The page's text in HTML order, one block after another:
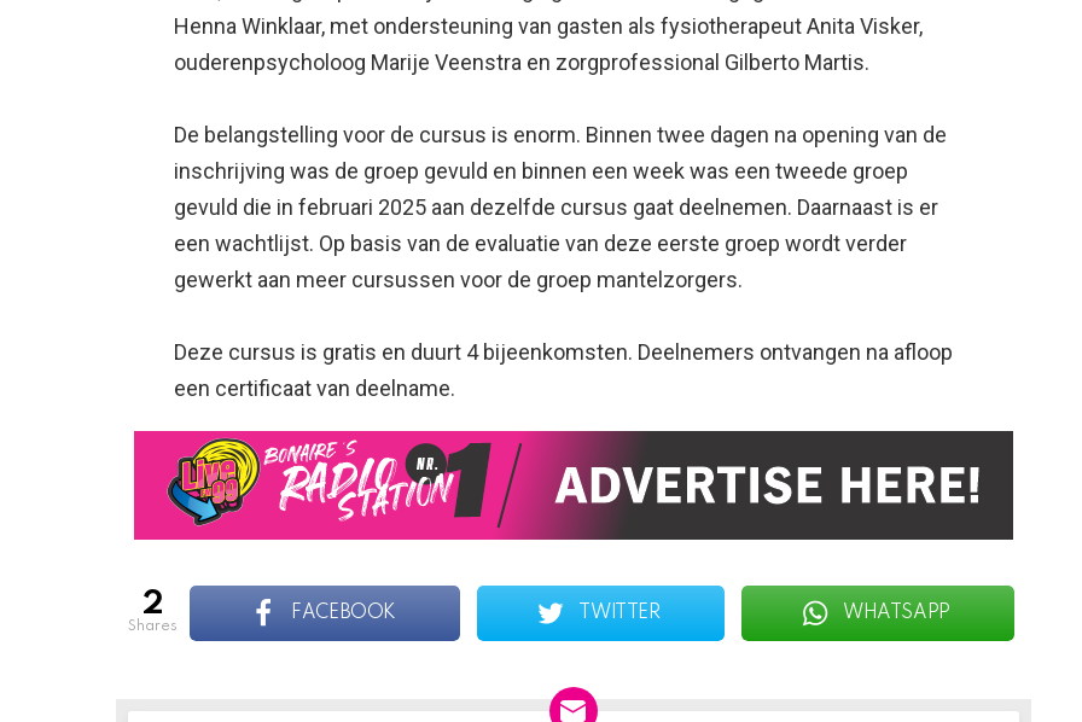
Henna Winklaar, met ondersteuning van gasten als fysiotherapeut Anita Visker,
ouderenpsycholoog Marije Veenstra en zorgprofessional Gilberto Martis.
De belangstelling voor de cursus is enorm. Binnen twee dagen na opening van de
inschrijving was de groep gevuld en binnen een week was een tweede groep
gevuld die in februari 2025 aan dezelfde cursus gaat deelnemen. Daarnaast is er
een wachtlijst. Op basis van de evaluatie van deze eerste groep wordt verder
gewerkt aan meer cursussen voor de groep mantelzorgers.
Deze cursus is gratis en duurt 4 bijeenkomsten. Deelnemers ontvangen na afloop
een certificaat van deelname.
2
shares
FACEBOOK TWITTER WHATSAPP